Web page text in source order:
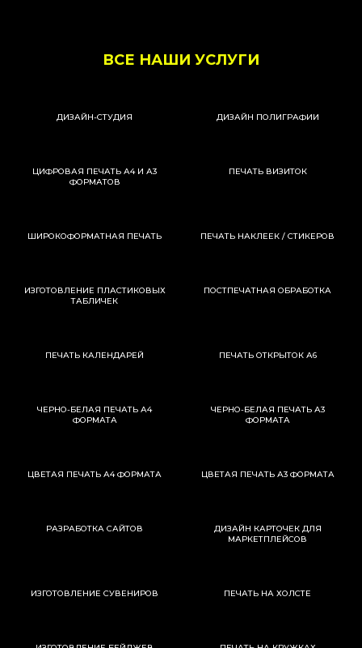
ВСЕ НАШИ УСЛУГИ
ДИЗАЙН-СТУДИЯ ДИЗАЙН ПОЛИГРАФИИ
ЦИФРОВАЯ ПЕЧАТЬ А4 И А3
ФОРМАТОВ
ПЕЧАТЬ ВИЗИТОК
ШИРОКОФОРМАТНАЯ ПЕЧАТЬ ПЕЧАТЬ НАКЛЕЕК / СТИКЕРОВ
ИЗГОТОВЛЕНИЕ ПЛАСТИКОВЫХ
ТАБЛИЧЕК
ПОСТПЕЧАТНАЯ ОБРАБОТКА
ПЕЧАТЬ КАЛЕНДАРЕЙ ПЕЧАТЬ ОТКРЫТОК А6
ЧЕРНО-БЕЛАЯ ПЕЧАТЬ А4
ФОРМАТА
ЧЕРНО-БЕЛАЯ ПЕЧАТЬ А3
ФОРМАТА
ЦВЕТАЯ ПЕЧАТЬ А4 ФОРМАТА ЦВЕТАЯ ПЕЧАТЬ А3 ФОРМАТА
РАЗРАБОТКА САЙТОВ
ДИЗАЙН КАРТОЧЕК ДЛЯ
МАРКЕТПЛЕЙСОВ
ИЗГОТОВЛЕНИЕ СУВЕНИРОВ ПЕЧАТЬ НА ХОЛСТЕ